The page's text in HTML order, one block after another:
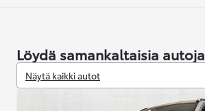
Löydä samankaltaisia autoja
Näytä kaikki autot